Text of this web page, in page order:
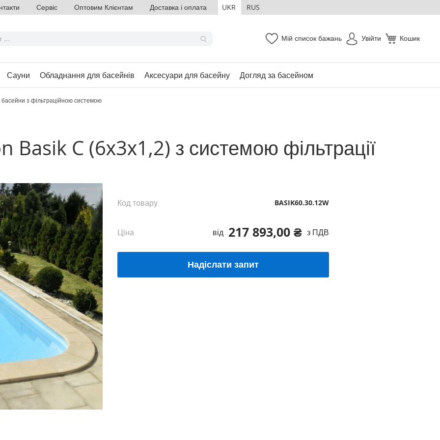
Сервіс Оптовим Клієнтам Доставка і оплата UKR RUS
Кошик
Мій список бажань Увійти
Сауни Обладнання для басейнів Аксесуари для басейну Догляд за басейном
басейни з фільтраційною системою
Basik C (6х3х1,2) з системою фільтрації
217 893,00 ₴ з ПДВ
Ціна від
Код товару BASIK60.30.12W
Надіслати запит